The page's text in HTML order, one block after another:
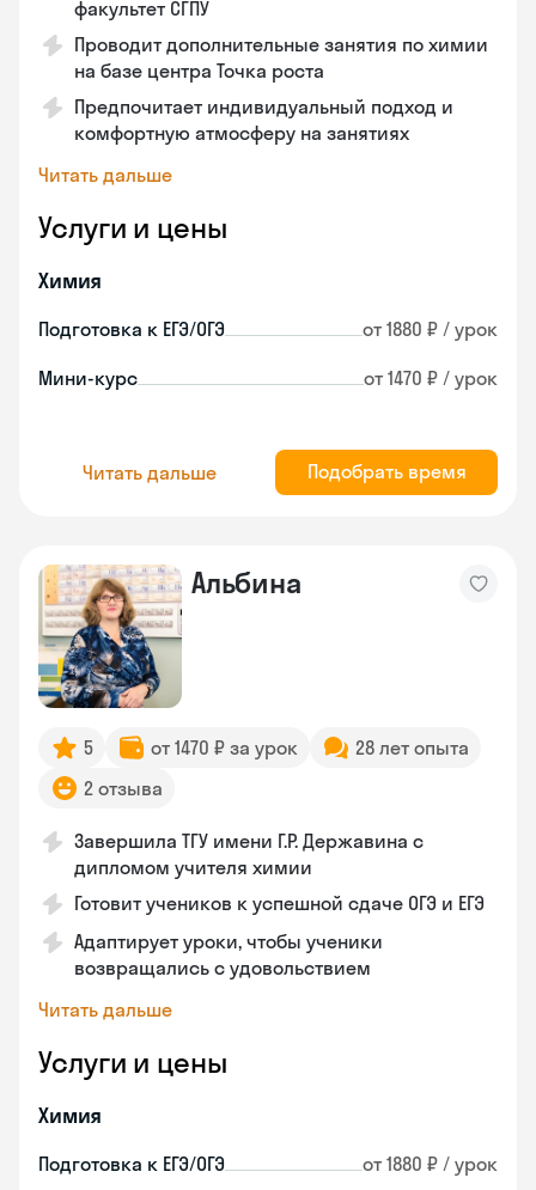
факультет СГПУ
Проводит дополнительные занятия по химии
на базе центра Точка роста
Предпочитает индивидуальный подход и
комфортную атмосферу на занятиях
Читать дальше
Услуги и цены
Химия
Подготовка к ЕГЭ/ОГЭ от 1880 ₽ / урок
Мини-курс от 1470 ₽ / урок
Читать дальше Подобрать время
Альбина
5 от 1470 ₽ за урок
28 лет опыта
2 отзыва
Завершила ТГУ имени Г.Р. Державина с
дипломом учителя химии
Готовит учеников к успешной сдаче ОГЭ и ЕГЭ
Адаптирует уроки, чтобы ученики
возвращались с удовольствием
Читать дальше
Услуги и цены
Химия
Подготовка к ЕГЭ/ОГЭ от 1880 ₽ / урок